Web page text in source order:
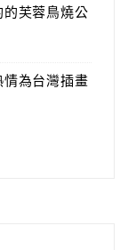
的芙蓉鳥燒公
情為台灣插畫